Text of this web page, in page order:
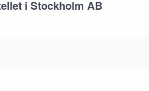
i Stockholm AB